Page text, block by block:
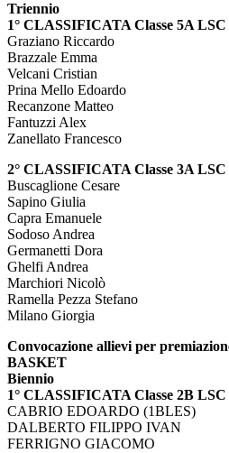
Triennio
1° CLASSIFICATA Classe 5A LSC
Graziano Riccardo
Brazzale Emma
Velcani Cristian
Prina Mello Edoardo
Recanzone Matteo
Fantuzzi Alex
Zanellato Francesco
2° CLASSIFICATA Classe 3A LSC
Buscaglione Cesare
Sapino Giulia
Capra Emanuele
Sodoso Andrea
Germanetti Dora
Ghelfi Andrea
Marchiori Nicolò
Ramella Pezza Stefano
Milano Giorgia
Convocazione allievi per
BASKET
Biennio
1° CLASSIFICATA Classe 2B LSC
CABRIO EDOARDO (1BLES)
DALBERTO FILIPPO IVAN
FERRIGNO GIACOMO